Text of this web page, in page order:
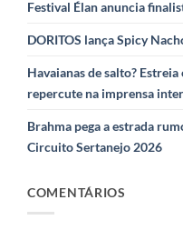
Festival Élan anuncia
DORITOS lança Spicy
Havaianas de salto?
repercute na imprensa
Brahma pega a estrada
Circuito Sertanejo 2026
COMENTÁRIOS